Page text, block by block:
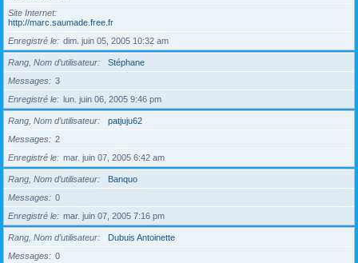
Site Internet
http://marc.saumade.free.fr
Enregistré le
dim. juin 05, 2005 10:32 am
Rang, Nom d’utilisateur
Stéphane
Messages
3
Enregistré le
lun. juin 06, 2005 9:46 pm
Rang, Nom d’utilisateur
patjuju62
Messages
2
Enregistré le
mar. juin 07, 2005 6:42 am
Rang, Nom d’utilisateur
Banquo
Messages
0
Enregistré le
mar. juin 07, 2005 7:16 pm
Rang, Nom d’utilisateur
Dubuis Antoinette
Messages
0